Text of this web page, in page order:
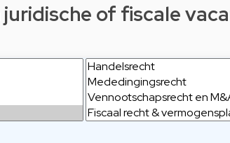
juridische of fiscale